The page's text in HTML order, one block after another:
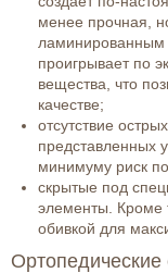
менее прочная,
ламинированным
проигрывает по
вещества, что
качестве;
отсутствие
представленных
минимуму риск
скрытые под
элементы. Кроме
обивкой для
Ортопедические